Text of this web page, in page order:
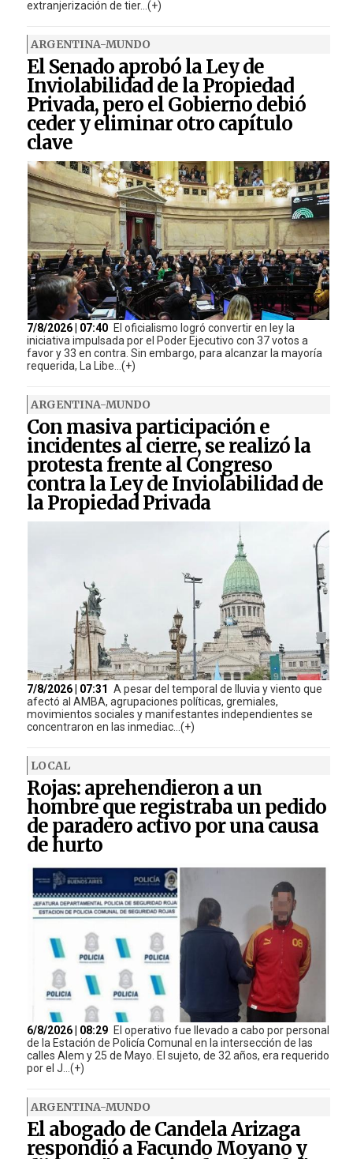
extranjerización de tier...(+)
ARGENTINA-MUNDO
El Senado aprobó la Ley de
Inviolabilidad de la Propiedad
Privada, pero el Gobierno debió
ceder y eliminar otro capítulo
clave
7/8/2026 | 07:40 El oficialismo logró convertir en ley la
iniciativa impulsada por el Poder Ejecutivo con 37 votos a
favor y 33 en contra. Sin embargo, para alcanzar la mayoría
requerida, La Libe...(+)
ARGENTINA-MUNDO
Con masiva participación e
incidentes al cierre, se realizó la
protesta frente al Congreso
contra la Ley de Inviolabilidad de
la Propiedad Privada
7/8/2026 | 07:31 A pesar del temporal de lluvia y viento que
afectó al AMBA, agrupaciones políticas, gremiales,
movimientos sociales y manifestantes independientes se
concentraron en las inmediac...(+)
LOCAL
Rojas: aprehendieron a un
hombre que registraba un pedido
de paradero activo por una causa
de hurto
6/8/2026 | 08:29 El operativo fue llevado a cabo por personal
de la Estación de Policía Comunal en la intersección de las
calles Alem y 25 de Mayo. El sujeto, de 32 años, era requerido
por el J...(+)
ARGENTINA-MUNDO
El abogado de Candela Arizaga
respondió a Facundo Moyano y